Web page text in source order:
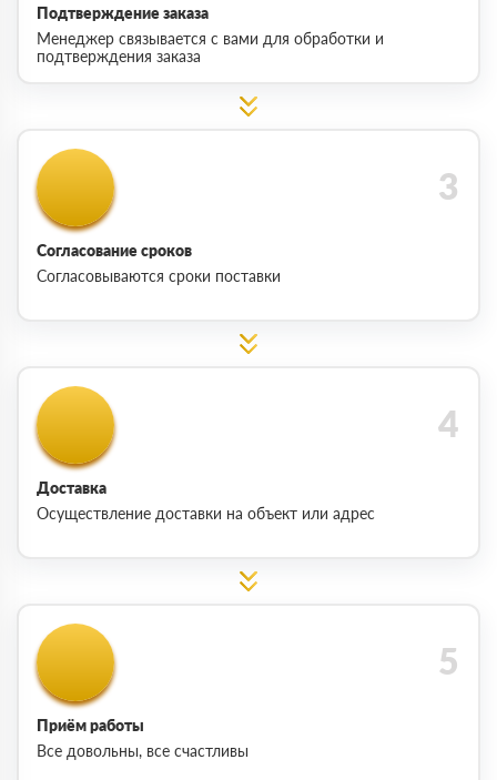
Подтверждение заказа
Менеджер связывается с вами для обработки и
подтверждения заказа
Согласование сроков
Согласовываются сроки поставки
Доставка
Осуществление доставки на объект или адрес
Приём работы
Все довольны, все счастливы